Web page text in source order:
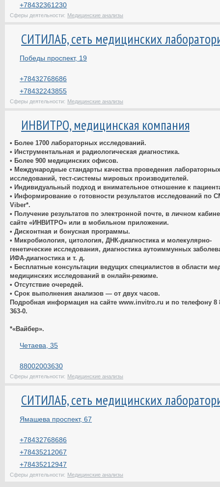
+78432361230
Сферы деятельности: Медицинские анализы
СИТИЛАБ, сеть медицинских
Победы проспект, 19
+78432768686
+78432243855
Сферы деятельности: Медицинские анализы
ИНВИТРО, медицинская компания
• Более 1700 лабораторных исследований.
• Инструментальная и радиологическая диагностика.
• Более 900 медицинских офисов.
• Международные стандарты качества проведения лабораторных
исследований, тест-системы мировых производителей.
• Индивидуальный подход и внимательное отношение к
• Информирование о готовности результатов исследований по
Viber*.
• Получение результатов по электронной почте, в личном
сайте «ИНВИТРО» или в мобильном приложении.
• Дисконтная и бонусная программы.
• Микробиология, цитология, ДНК-диагностика и молекулярно-
генетические исследования, диагностика аутоиммунных
ИФА-диагностика и т. д.
• Бесплатные консультации ведущих специалистов в области
медицинских исследований в онлайн-режиме.
• Отсутствие очередей.
• Срок выполнения анализов — от двух часов.
Подробная информация на сайте www.invitro.ru и по телефону 8
363-0.
*«Вайбер».
Четаева, 35
88002003630
Сферы деятельности: Медицинские анализы
СИТИЛАБ, сеть медицинских
Ямашева проспект, 67
+78432768686
+78435212067
+78435212947
Сферы деятельности: Медицинские анализы